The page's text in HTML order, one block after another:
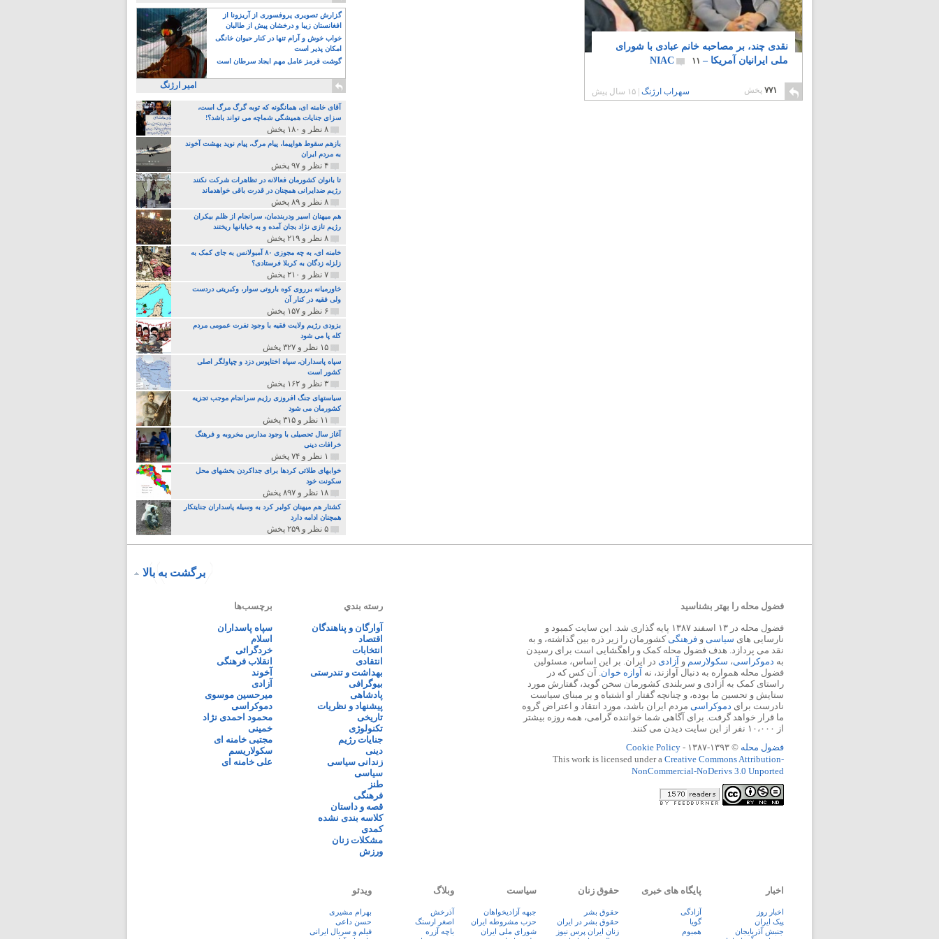
نقدی چند، بر مصاحبه خانم عبادی با شورای
ملی ایرانیان آمریکا – NIAC ۱۱
۷۷۱ پخش سهراب ارژنگ |۱۵ سال پیش
گزارش تصویری پروفسوری از آریزونا از
افغانستان زیبا و درخشان پیش از طالبان
خواب خوش و آرام تنها در کنار حیوان خانگی
امکان پذیر است
گوشت قرمز عامل مهم ایجاد سرطان است
امیر ارژنگ
آقای خامنه ای، همانگونه که توبه گرگ مرگ است،
سزای جنایات همیشگی شماچه می تواند باشد؟!
۸ نظر و ۱۸۰ پخش
بازهم سقوط هواپیما، پیام مرگ، پیام نوید بهشت آخوند
به مردم ایران
۴ نظر و ۹۷ پخش
تا بانوان کشورمان فعالانه در تظاهرات شرکت نکنند
رژیم ضدایرانی همچنان در قدرت باقی خواهدماند
۸ نظر و ۸۹ پخش
هم میهنان اسیر ودربندمان، سرانجام از ظلم بیکران
رژیم تازی نژاد بجان آمده و به خبابانها ریختند
۸ نظر و ۲۱۹ پخش
خامنه ای، به چه مجوزی ۸۰ آمبولانس به جای کمک به
زلزله زدگان به کربلا فرستادی؟
۷ نظر و ۲۱۰ پخش
خاورمیانه برروی کوه باروتی سوار، وکبریتی دردست
ولی فقیه در کنار آن
۶ نظر و ۱۵۷ پخش
بزودی رژیم ولایت فقیه با وجود نفرت عمومی مردم
کله پا می شود
۱۵ نظر و ۳۲۷ پخش
سپاه پاسداران، سپاه اختاپوس دزد و چپاولگر اصلی
کشور است
۳ نظر و ۱۶۲ پخش
سیاستهای جنگ افروزی رژیم سرانجام موجب تجزیه
کشورمان می شود
۱۱ نظر و ۳۱۵ پخش
آغاز سال تحصیلی با وجود مدارس مخروبه و فرهنگ
خرافات دینی
۱ نظر و ۷۴ پخش
خوابهای طلائی کردها برای جداکردن بخشهای محل
سکونت خود
۱۸ نظر و ۸۹۷ پخش
کشتار هم میهنان کولبر کرد به وسیله پاسداران جنایتکار
همچنان ادامه دارد
۵ نظر و ۲۵۹ پخش
برگشت به بالا
فضول محله را بهتر بشناسید
فضول محله در ۱۳ اسفند ۱۳۸۷ پایه گذاری شد. این سایت کمبود و
نارسایی های سیاسی و فرهنگیکشورمان را زیر ذره بین گذاشته، و به
نقد می پردازد. هدف فضول محله کمک و راهگشایی است برای رسیدن
به دموکراسی، سکولارسم و آزادی در ایران. بر این اساس، مسئولین
فضول محله همواره به دنبال آوازند، نه آوازه خوان. آن کس که در
راستای کمک به آزادی و سربلندی کشورمان سخن گوید، گفتارش مورد
ستایش و تحسین ما بوده، و چنانچه گفتار او اشتباه و بر مبنای سیاست
نادرست برای دموکراسی مردم ایران باشد، مورد انتقاد و اعتراض گروه
ما قرار خواهد گرفت. برای آگاهی شما خواننده گرامی، همه روزه بیشتر
از ۱۰،۰۰۰ نفر از این سایت دیدن می کنند.
فضول محله © ۱۳۹۳-۱۳۸۷ -
Cookie Policy
This work is licensed under a Creative Commons Attribution-
NonCommercial-NoDerivs 3.0 Unported
رسته بندي
آوارگان و پناهندگان
اقتصاد
انتخابات
انتقادی
بهداشت و تندرستی
بیوگرافی
پادشاهی
پیشنهاد و نظریات
تاریخی
تکنولوژی
جنایات رژیم
دینی
زندانی سیاسی
سیاسی
طنز
فرهنگی
قصه و داستان
کلاسه بندی نشده
کمدی
مشکلات زنان
ورزش
برچسب‌ها
سپاه پاسداران
اسلام
خردگرائی
انقلاب فرهنگی
آخوند
آزادی
میرحسین موسوی
دموکراسی
محمود احمدی نژاد
خمینی
مجتبی خامنه ای
سکولاریسم
علی خامنه ای
اخبار
اخبار روز
پيک ايران
جنبش آذربایجان
پایگاه های خبری
آزادگی
گویا
همبوم
حقوق زنان
حقوق بشر
حقوق بشر در ایران
زنان ايران پرس نيوز
سیاست
جبهه آزادیخواهان
حزب مشروطه ایران
شورای ملی ایران
وبلاگ
آذرخش
اصغر ارسنگ
باچه آزره
ویدئو
بهرام مشیری
حسن داعی
فيلم و سريال ايرانی